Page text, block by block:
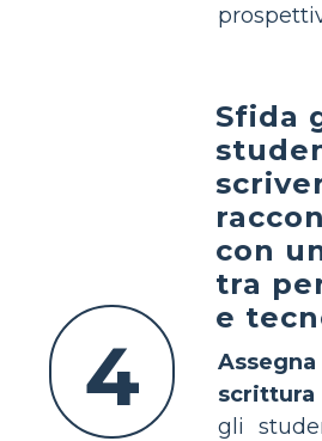
4
Sfida
con
tra
e
scrittura
gli